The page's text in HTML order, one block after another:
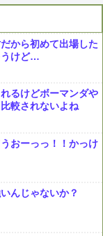
から初めて出場した
うけど…
るけどボーマンダや
較されないよね
おーっっ！！かっけ
んじゃないか？